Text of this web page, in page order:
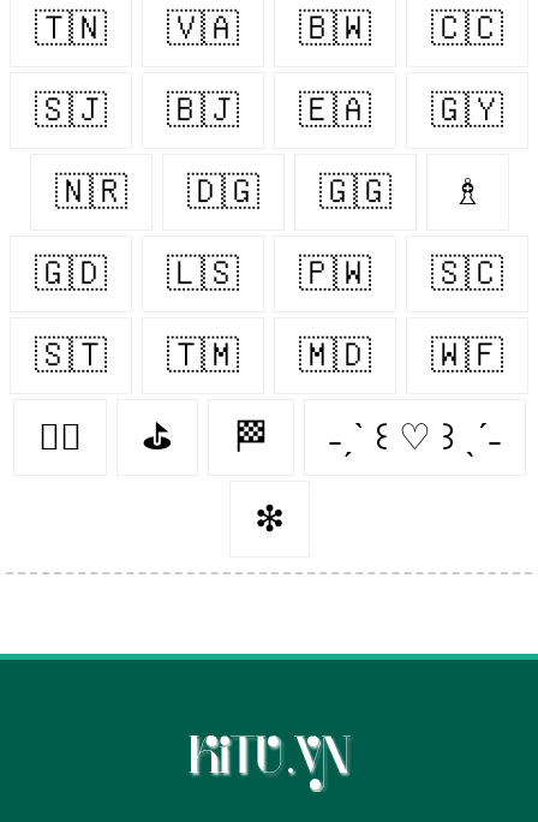
🇹🇳 🇻🇦 🇧🇼 🇨🇨
🇸🇯 🇧🇯 🇪🇦 🇬🇾
🇳🇷 🇩🇬 🇬🇬 ♗
🇬🇩 🇱🇸 🇵🇼 🇸🇨
🇸🇹 🇹🇲 🇲🇩 🇼🇫
👨‍⚖️ ⛳️ 🏁 ˗ˏˋ ꒰ ♡ ꒱ ˎˊ˗
❇